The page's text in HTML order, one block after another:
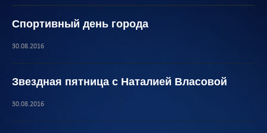
Спортивный день города
30.08.2016
Звездная пятница с Наталией Власовой
30.08.2016